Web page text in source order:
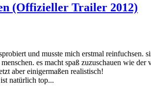
(Offizieller Trailer 2012)
und musste mich erstmal
es macht spaß zuzuschauen wie
aber einigermaßen realistisch!
natürlich top...